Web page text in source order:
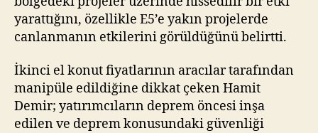
yarattığını, özellikle E5’e yakın projelerde
canlanmanın etkilerini görüldüğünü belirtti.
İkinci el konut fiyatlarının aracılar tarafından
manipüle edildiğine dikkat çeken Hamit
Demir; yatırımcıların deprem öncesi inşa
edilen ve deprem konusundaki güvenliği